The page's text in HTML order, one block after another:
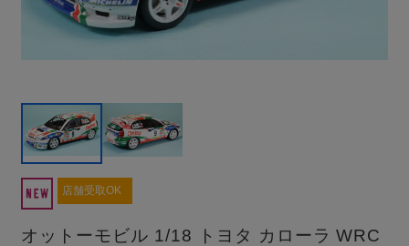
店舗受取OK
オットーモビル 1/18 トヨタ カローラ WRC